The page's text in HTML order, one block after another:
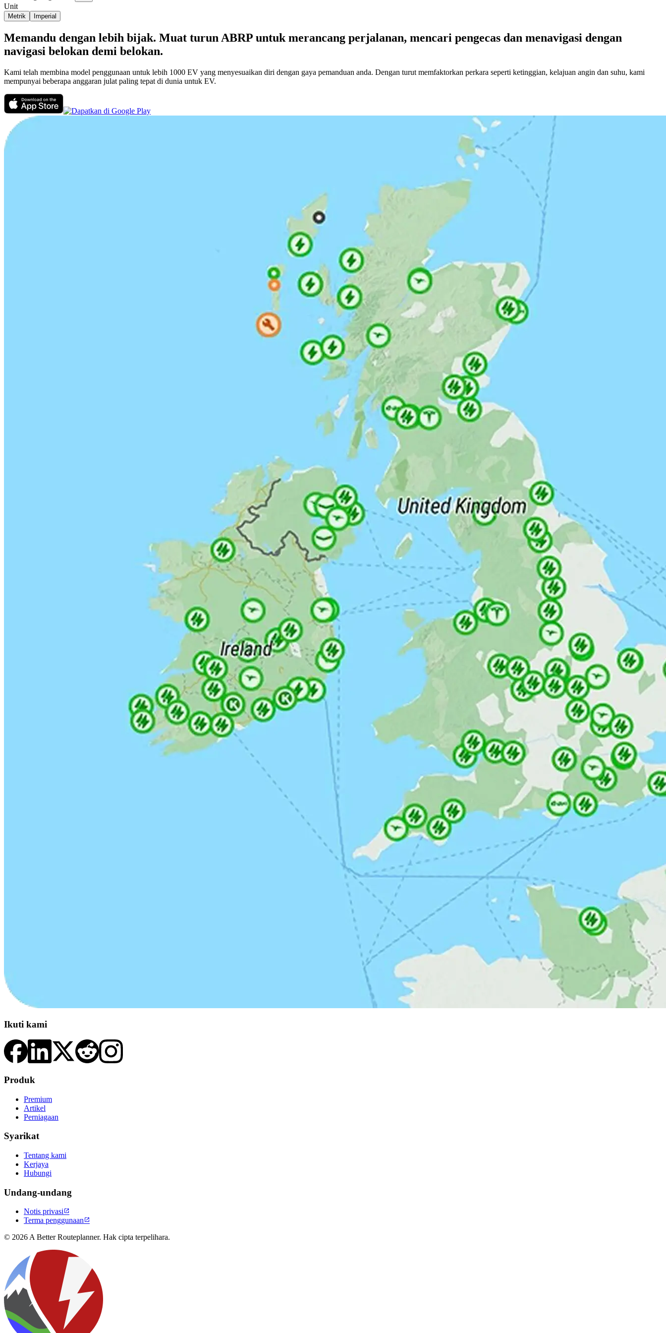
Unit
Metrik Imperial
Memandu dengan lebih bijak. Muat turun ABRP untuk merancang perjalanan, mencari pengecas dan menavigasi dengan
navigasi belokan demi belokan.
Kami telah membina model penggunaan untuk lebih 1000 EV yang menyesuaikan diri dengan gaya pemanduan anda. Dengan turut memfaktorkan perkara seperti ketinggian, kelajuan angin dan suhu, kami
mempunyai beberapa anggaran julat paling tepat di dunia untuk EV.
Ikuti kami
Produk
Premium
Artikel
Perniagaan
Syarikat
Tentang kami
Kerjaya
Hubungi
Undang-undang
Notis privasi
Terma penggunaan
© 2026 A Better Routeplanner. Hak cipta terpelihara.